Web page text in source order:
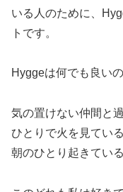
いる人のために、
トです。
Hyggeは何でも良い
気の置けない仲間と
ひとりで火を見てい
朝のひとり起きてい